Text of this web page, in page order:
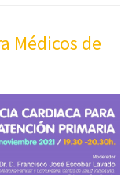
Médicos de